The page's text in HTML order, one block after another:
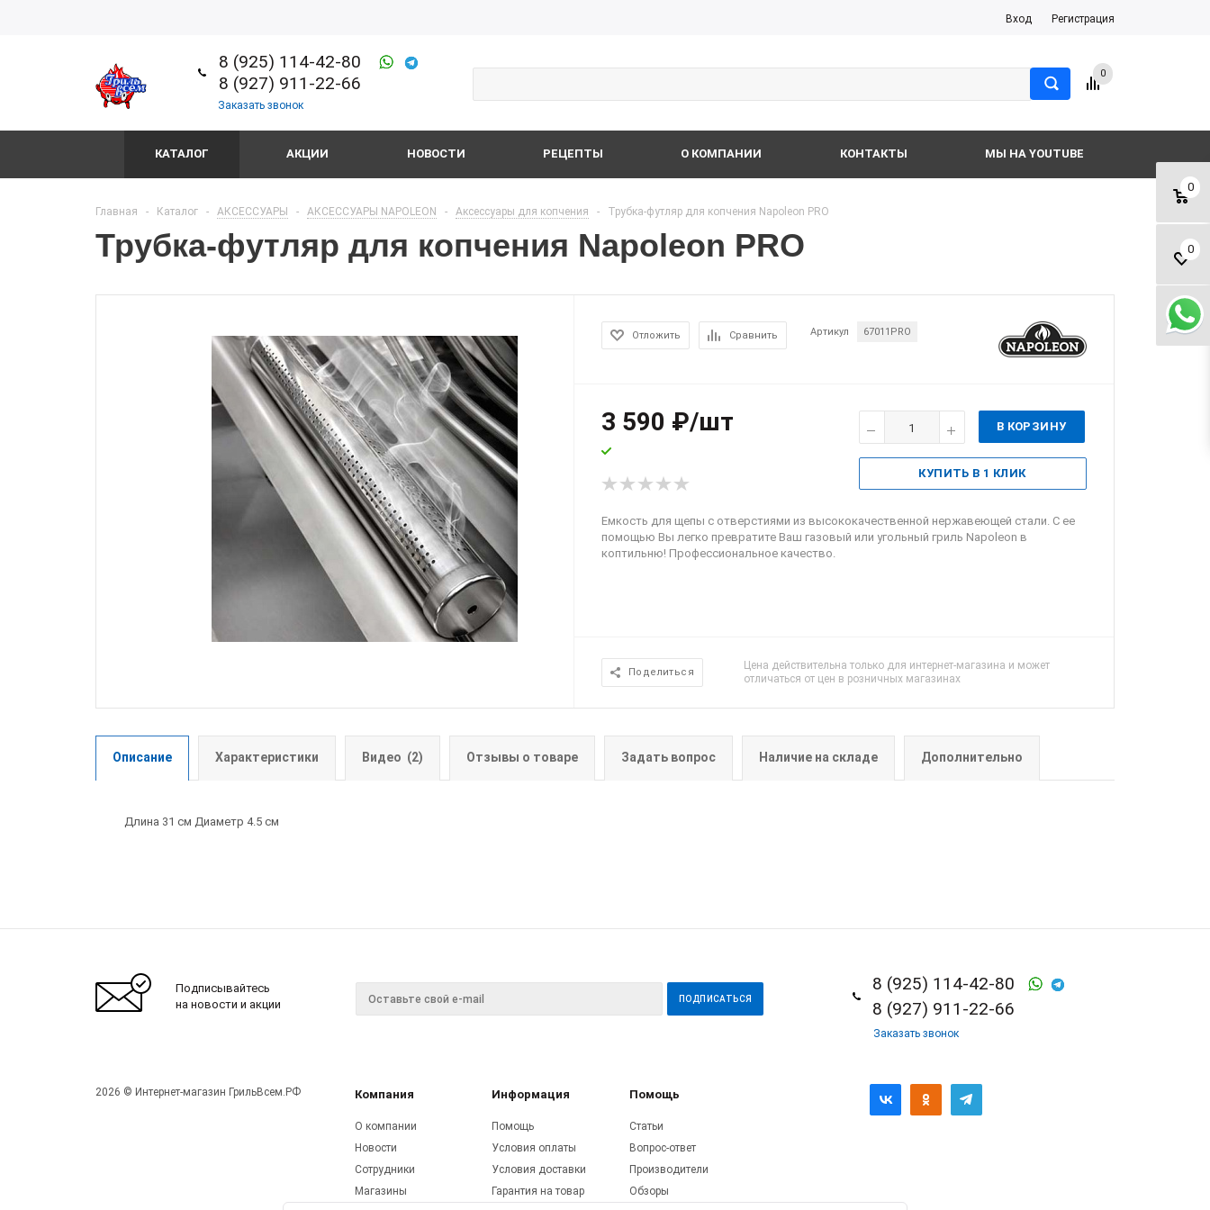
Вход Регистрация
8 (925) 114-42-80
8 (927) 911-22-66
Заказать звонок
0
0
0
КАТАЛОГ АКЦИИ НОВОСТИ РЕЦЕПТЫ О КОМПАНИИ КОНТАКТЫ МЫ НА YOUTUBE
Главная - Каталог - АКСЕССУАРЫ - АКСЕССУАРЫ NAPOLEON - Аксессуары для копчения - Трубка-футляр для копчения Napoleon PRO
Трубка-футляр для копчения Napoleon PRO
Отложить Сравнить Артикул 67011PRO
3 590 ₽/шт В КОРЗИНУ
КУПИТЬ В 1 КЛИК
Емкость для щепы с отверстиями из высококачественной нержавеющей стали. С ее
помощью Вы легко превратите Ваш газовый или угольный гриль Napoleon в
коптильню! Профессиональное качество.
Поделиться
Цена действительна только для интернет-магазина и может
отличаться от цен в розничных магазинах
Описание Характеристики Видео (2) Отзывы о товаре Задать вопрос Наличие на складе Дополнительно
Длина 31 см Диаметр 4.5 см
Подписывайтесь
на новости и акции
8 (925) 114-42-80
8 (927) 911-22-66
Заказать звонок
2026 © Интернет-магазин ГрильВсем.РФ Компания Информация Помощь
О компании
Новости
Сотрудники
Магазины
Помощь
Условия оплаты
Условия доставки
Гарантия на товар
Статьи
Вопрос-ответ
Производители
Обзоры